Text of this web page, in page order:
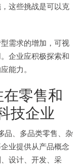
这些挑战是可以克
需求的增加，可视
企业应积极探索和
能力。
零售和
技企业
品、多品类零售、杂
业提供从产品概念
设计、开发、采